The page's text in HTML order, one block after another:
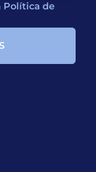
Política de